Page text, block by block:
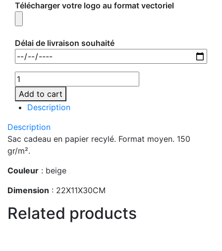
Télécharger votre logo au format vectoriel
Délai de livraison souhaité
Add to cart
Description
Description
Sac cadeau en papier recylé. Format moyen. 150
gr/m².
Couleur : beige
Dimension : 22X11X30CM
Related products